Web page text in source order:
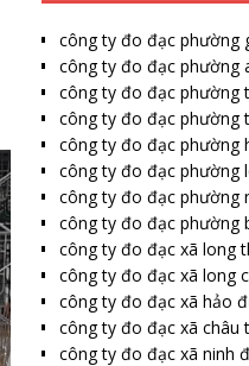
công ty đo đạc phường
công ty đo đạc phường
công ty đo đạc phường
công ty đo đạc phường
công ty đo đạc phường
công ty đo đạc phường
công ty đo đạc phường
công ty đo đạc phường
công ty đo đạc xã long
công ty đo đạc xã long
công ty đo đạc xã hảo
công ty đo đạc xã châu
công ty đo đạc xã ninh